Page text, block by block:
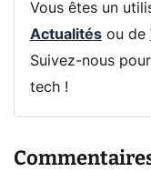
Vous êtes un
Actualitésou de
Suivez-nous
tech !